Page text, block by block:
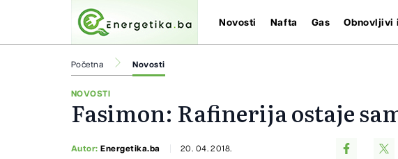
Novosti Nafta Gas Obnovljivi
Početna Novosti
NOVOSTI
Fasimon: Rafinerija ostaje
Autor:Energetika.ba 20. 04. 2018.